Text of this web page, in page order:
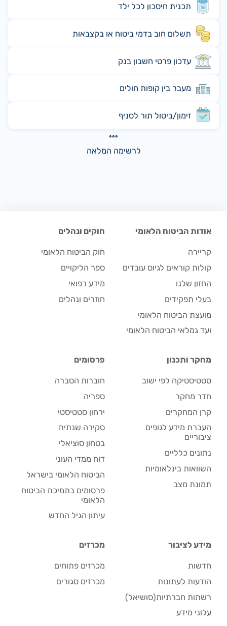
תכנית חיסכון לכל ילד
תשלום חוב בדמי ביטוח או בקצבאות
עדכון פרטי חשבון בנק
מעבר בין קופות חולים
זימון/ביטול תור לסניף
לרשימה המלאה
אודות הביטוח הלאומי
קריירה
קולות קוראים לגיוס עובדים
החזון שלנו
בעלי תפקידים
מועצת הביטוח הלאומי
ועד גמלאי הביטוח הלאומי
חוקים ונהלים
חוק הביטוח הלאומי
ספר הליקויים
מידע רפואי
חוזרים ונהלים
מחקר ותכנון
סטטיסטיקה לפי ישוב
חדר מחקר
קרן המחקרים
העברת מידע לגופים
ציבוריים
נתונים כלליים
השוואות בינלאומיות
תמונת מצב
פרסומים
חוברות הסברה
ספריה
ירחון סטטיסטי
סקירה שנתית
בטחון סוציאלי
דוח ממדי העוני
הביטוח הלאומי בישראל
פרסומים בתמיכת הביטוח
הלאומי
עיתון הגיל החדש
מידע לציבור
חדשות
הודעות לעתונות
רשתות חברתיות(סושיאל)
עלוני מידע
מכרזים
מכרזים פתוחים
מכרזים סגורים